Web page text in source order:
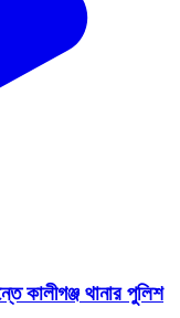
কালীগঞ্জ থানার পুলিশ